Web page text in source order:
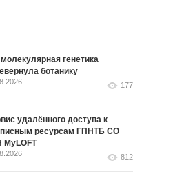
молекулярная генетика
ботанику
177
удалённого доступа к
ресурсам ГПНТБ СО
MyLOFT
812